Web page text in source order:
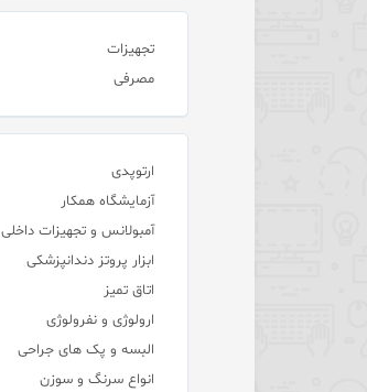
تجهیزات
مصرفی
ارتوپدی
آزمایشگاه همکار
آمبولانس و تجهیزات داخلی
ابزار پروتز دندانپزشکی
اتاق تمیز
ارولوژی و نفرولوژی
البسه و پک های جراحی
انواع سرنگ و سوزن